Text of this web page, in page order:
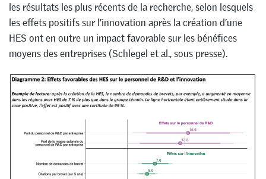
les résultats les plus récents de la recherche, selon lesquels
les effets positifs sur l’innovation après la création d’une
HES ont en outre un impact favorable sur les bénéfices
moyens des entreprises (Schlegel et al., sous presse).